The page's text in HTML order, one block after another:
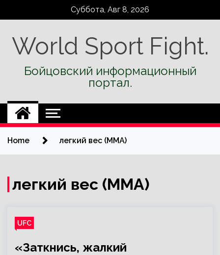
Суббота, Авг 8, 2026
World Sport Fight.
Бойцовский информационный
портал.
Home легкий вес (MMA)
легкий вес (MMA)
UFC
«Заткнись, жалкий